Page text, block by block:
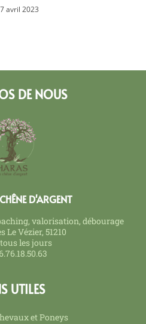
avril 2023
DE NOUS
D'ARGENT
valorisation, débourage
Le Vézier, 51210
les jours
UTILES
et Poneys